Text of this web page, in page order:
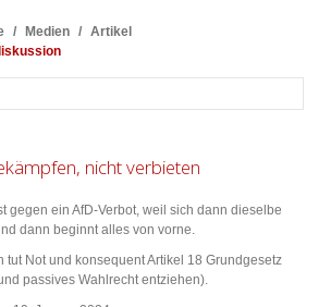
Medien
Artikel
nicht verbieten
gegen ein AfD-Verbot, weil sich dann dieselbe
dann beginnt alles von vorne.
tut Not und konsequent Artikel 18 Grundgesetz
passives Wahlrecht entziehen).